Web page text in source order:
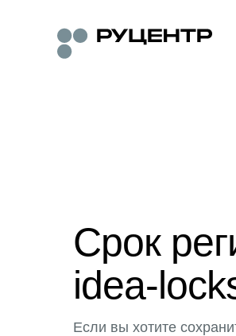
Срок
idea-
Если вы хотите